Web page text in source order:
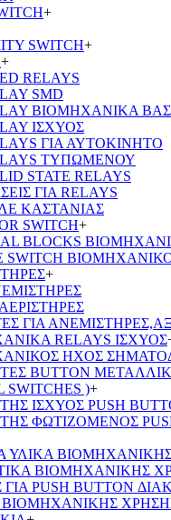
+
SWITCH+
+
RELAYS
SMD
ΒΙΟΜΗΧΑΝΙΚΑ
ΙΣΧΥΟΣ
ΓΙΑ ΑΥΤΟΚΙΝΗΤΟ
ΤΥΠΩΜΕΝΟΥ
STATE RELAYS
ΓΙΑ RELAYS
ΚΑΣΤΑΝΙΑΣ
SWITCH+
BLOCKS
SWITCH
+
ΓΙΑ
RELAYS ΙΣΧΥΟΣ
ΗΧΟΣ
BUTTON
SWITCHES )+
ΙΣΧΥΟΣ PUSH
ΦΩΤΙΖΟΜΕΝΟΣ
ΥΛΙΚΑ
ΒΙΟΜΗΧΑΝΙΚΗΣ
PUSH BUTTON
ΒΙΟΜΗΧΑΝΙΚΗΣ